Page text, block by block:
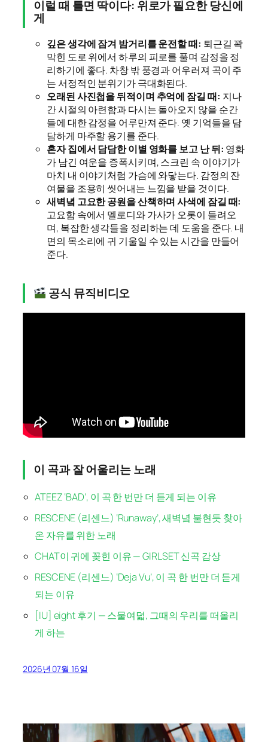
이럴 때 틀면 딱이다: 위로가 필요한 당신에
게
깊은 생각에 잠겨 밤거리를 운전할 때: 퇴근길 꽉
막힌 도로 위에서 하루의 피로를 풀며 감정을 정
리하기에 좋다. 차창 밖 풍경과 어우러져 곡이 주
는 서정적인 분위기가 극대화된다.
오래된 사진첩을 뒤적이며 추억에 잠길 때: 지나
간 시절의 아련함과 다시는 돌아오지 않을 순간
들에 대한 감정을 어루만져 준다. 옛 기억들을 담
담하게 마주할 용기를 준다.
혼자 집에서 담담한 이별 영화를 보고 난 뒤: 영화
가 남긴 여운을 증폭시키며, 스크린 속 이야기가
마치 내 이야기처럼 가슴에 와닿는다. 감정의 잔
여물을 조용히 씻어내는 느낌을 받을 것이다.
새벽녘 고요한 공원을 산책하며 사색에 잠길 때:
고요함 속에서 멜로디와 가사가 오롯이 들려오
며, 복잡한 생각들을 정리하는 데 도움을 준다. 내
면의 목소리에 귀 기울일 수 있는 시간을 만들어
준다.
공식 뮤직비디오
이 곡과 잘 어울리는 노래
ATEEZ ‘BAD’, 이 곡 한 번만 더 듣게 되는 이유
RESCENE (리센느) ‘Runaway’, 새벽녘 불현듯 찾아
온 자유를 위한 노래
CHAT이 귀에 꽂힌 이유 — GIRLSET 신곡 감상
RESCENE (리센느) ‘Deja Vu’, 이 곡 한 번만 더 듣게
되는 이유
[IU] eight 후기 — 스물여덟, 그때의 우리를 떠올리
게 하는
2026년 07월 16일